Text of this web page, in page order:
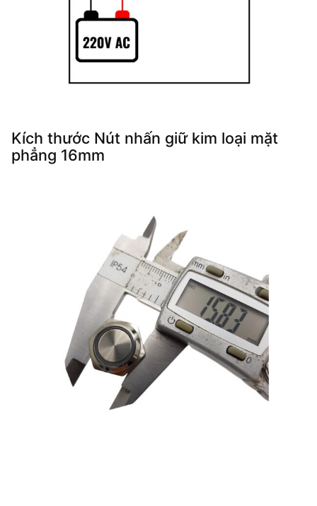
Kích thước Nút nhấn giữ kim loại mặt
phẳng 16mm